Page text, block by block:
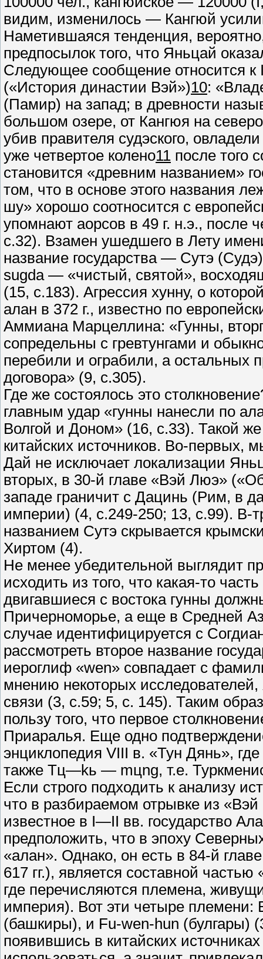
видим, изменилось — Кангюй
Наметившаяся тенденция,
предпосылок того, что Яньцай
Следующее сообщение относится к
(«История династии Вэй»)10:
(Памир) на запад; в древности
большом озере, от Кангюя на
убив правителя судэского,
уже четвертое колено11 после того
становится «древним названием»
том, что в основе этого названия
шу» хорошо соотносится с
упомнают аорсов в 49 г. н.э., после
с.32). Взамен ушедшего в Лету
название государства — Сутэ
sugda — «чистый, святой»,
(15, с.183). Агрессия хунну, о
алан в 372 г., известно по
Аммиана Марцеллина: «Гунны,
сопредельны с гревтунгами и
перебили и ограбили, а остальных
договора» (9, с.305).
Где же состоялось это
главным удар «гунны нанесли по
Волгой и Доном» (16, с.33). Такой
китайских источников. Во-первых,
Дай не исключает локализации
вторых, в 30-й главе «Вэй Люэ»
западе граничит с Дацинь (Рим, в
империи) (4, с.249-250; 13, с.99). В-
названием Сутэ скрывается
Хиртом (4).
Не менее убедительной выглядит
исходить из того, что какая-то
двигавшиеся с востока гунны
Причерноморье, а еще в Средней
случае идентифицируется с
рассмотреть второе название
иероглиф «wen» совпадает с
мнению некоторых исследователей,
связи (3, с.59; 5, с. 145). Таким
пользу того, что первое
Приаралья. Еще одно
энциклопедия VIII в. «Тун Дянь»,
также Тц—kь — mцng, т.е.
Если строго подходить к анализу
что в разбираемом отрывке из
известное в I—II вв. государство
предположить, что в эпоху
«алан». Однако, он есть в 84-й
617 гг.), является составной
где перечисляются племена,
империя). Вот эти четыре
(башкиры), и Fu-wen-hun (булгары)
появившись в китайских